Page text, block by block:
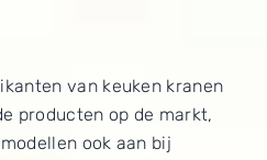
van keuken kranen
producten op de markt,
ook aan bij